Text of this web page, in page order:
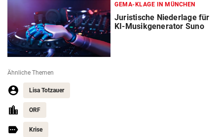
GEMA-KLAGE IN MÜNCHEN
Juristische Niederlage für
KI-Musikgenerator Suno
Ähnliche Themen
Lisa Totzauer
ORF
Krise